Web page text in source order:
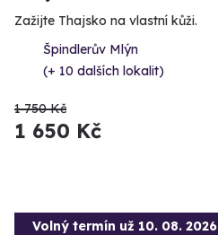
Zažijte Thajsko na vlastní kůži.
Špindlerův Mlýn
(+ 10 dalších lokalit)
1 750 Kč
1 650 Kč
Volný termín už 10. 08. 2026